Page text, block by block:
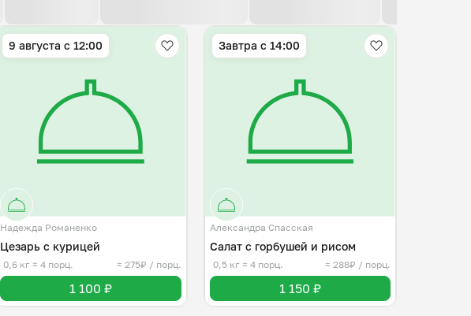
9 августа с 12:00
Надежда Романенко
Цезарь с курицей
0,6 кг≈ 4 порц. ≈ 275₽ / порц.
1 100 ₽
Завтра c 14:00
Александра Спасская
Салат с горбушей и рисом
0,5 кг ≈ 4 порц. ≈ 288₽ / порц.
1 150 ₽